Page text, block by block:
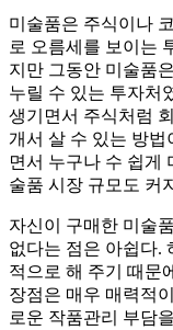
미술품은 주식이나
로 오름세를 보이는
지만 그동안 미술품
누릴 수 있는 투자처
생기면서 주식처럼
개서 살 수 있는 방법
면서 누구나 수 쉽게
술품 시장 규모도 커
자신이 구매한 미술
없다는 점은 아쉽다.
적으로 해 주기 때문
장점은 매우 매력적
로운 작품관리 부담